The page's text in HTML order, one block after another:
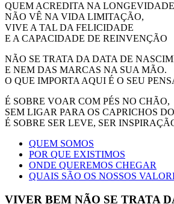
QUEM ACREDITA NA
NÃO VÊ NA VIDA LIMITAÇÃO,
VIVE A TAL DA FELICIDADE
E A CAPACIDADE DE REINVENÇÃO
NÃO SE TRATA DA DATA DE
E NEM DAS MARCAS NA SUA MÃO.
O QUE IMPORTA AQUI É O SEU
É SOBRE VOAR COM PÉS NO CHÃO,
SEM LIGAR PARA OS CAPRICHOS
É SOBRE SER LEVE, SER
QUEM SOMOS
POR QUE EXISTIMOS
ONDE QUEREMOS CHEGAR
QUAIS SÃO OS NOSSOS
VIVER BEM NÃO SE TRATA